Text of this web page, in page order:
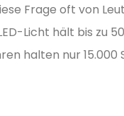
Frage oft von
Licht hält bis zu
halten nur 15.000